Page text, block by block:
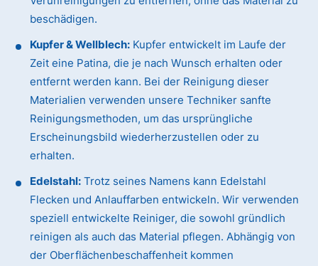
beschädigen.
Kupfer & Wellblech: Kupfer entwickelt im Laufe der
Zeit eine Patina, die je nach Wunsch erhalten oder
entfernt werden kann. Bei der Reinigung dieser
Materialien verwenden unsere Techniker sanfte
Reinigungsmethoden, um das ursprüngliche
Erscheinungsbild wiederherzustellen oder zu
erhalten.
Edelstahl: Trotz seines Namens kann Edelstahl
Flecken und Anlauffarben entwickeln. Wir verwenden
speziell entwickelte Reiniger, die sowohl gründlich
reinigen als auch das Material pflegen. Abhängig von
der Oberflächenbeschaffenheit kommen